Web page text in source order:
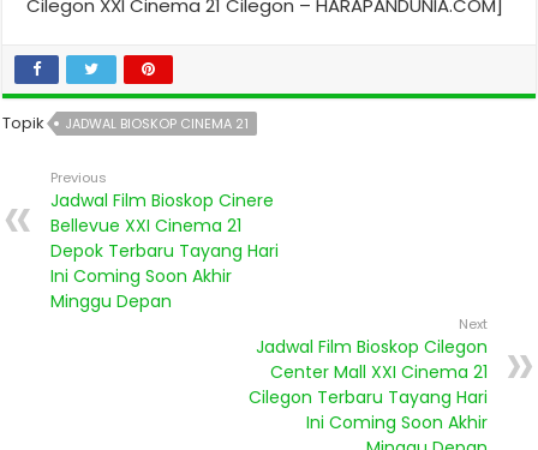
Cilegon XXI Cinema 21 Cilegon – HARAPANDUNIA.COM]
Topik JADWAL BIOSKOP CINEMA 21
Previous
Jadwal Film Bioskop Cinere
Bellevue XXI Cinema 21
Depok Terbaru Tayang Hari
Ini Coming Soon Akhir
Minggu Depan
Next
Jadwal Film Bioskop Cilegon
Center Mall XXI Cinema 21
Cilegon Terbaru Tayang Hari
Ini Coming Soon Akhir